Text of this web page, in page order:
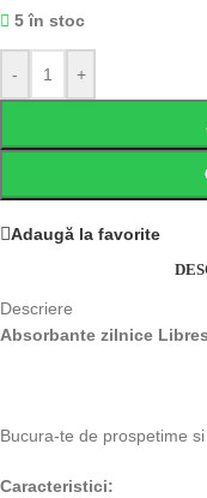
5 în stoc
- +
Adaugă la favorite
Descriere
Absorbante zilnice
Bucura-te de prospetime
Caracteristici: